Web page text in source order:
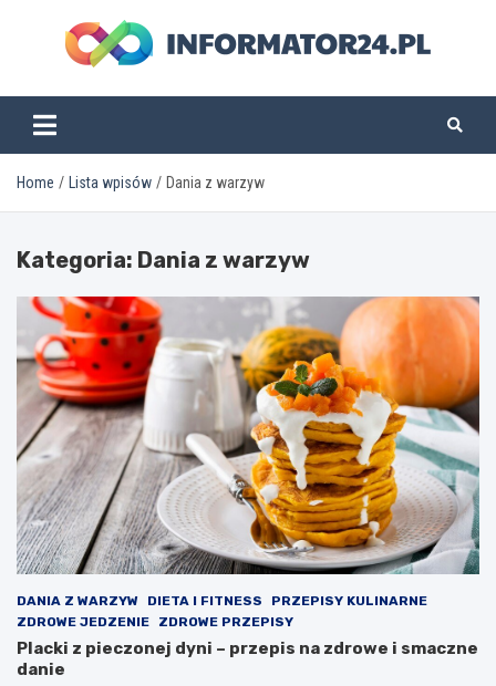
informator24.pl
Home Lista wpisów Dania z warzyw
Kategoria: Dania z warzyw
DANIA Z WARZYW DIETA I FITNESS
PRZEPISY KULINARNE
ZDROWE JEDZENIE
ZDROWE PRZEPISY
Placki z pieczonej dyni – przepis na zdrowe i smaczne
danie